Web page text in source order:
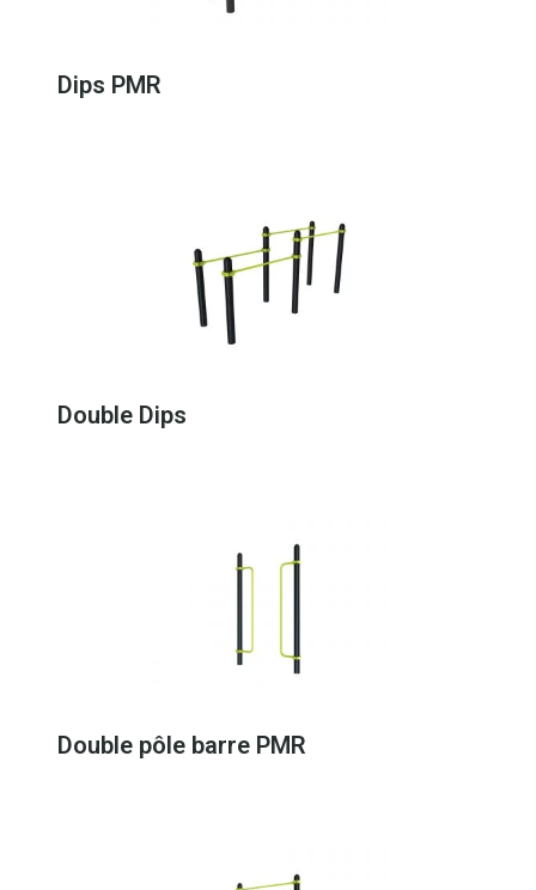
Dips PMR
Double Dips
Double pôle barre PMR